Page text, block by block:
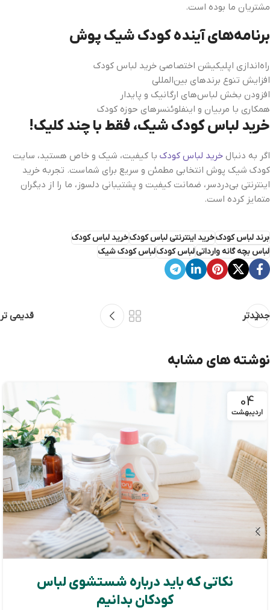
مشتریان ما بوده است.
برنامه‌های آینده کودک شیک‌ پوش
راه‌اندازی اپلیکیشن اختصاصی خرید لباس کودک
افزایش تنوع برندهای بین‌المللی
افزودن بخش لباس‌های ارگانیک و پایدار
همکاری با مربیان و اینفلوئنسرهای حوزه کودک
خرید لباس کودک شیک، فقط با چند کلیک!
اگر به دنبال خرید لباس کودک با کیفیت، شیک و خاص هستید، سایت
کودک شیک‌ پوش انتخابی مطمئن و سریع برای شماست. تجربه خرید
اینترنتی بی‌دردسر، ضمانت کیفیت و پشتیبانی دلسوز، ما را از دیگران
متمایز کرده است.
برند لباس کودکخرید اینترنتی لباس کودکخرید لباس کودک
لباس بچه گانه وارداتیلباس کودکلباس کودک شیک
جدیدتر قدیمی تر
نوشته های مشابه
04
اردیبهشت
نکاتی که باید درباره شستشوی لباس
کودکان بدانیم